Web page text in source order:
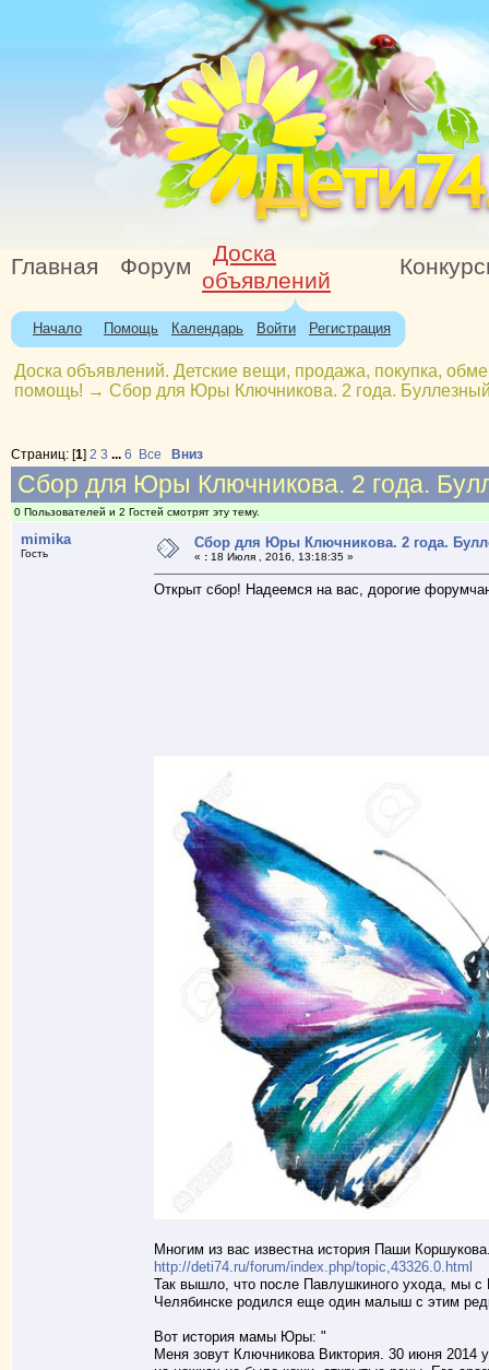
Главная Форум
Доска
объявлений
Начало Помощь Календарь Войти Регистрация
Доска объявлений. Детские вещи, продажа, покупка,
помощь! → Сбор для Юры Ключникова. 2 года.
Страниц: [1] 2 3 ... 6 Все Вниз
Сбор для Юры Ключникова. 2 года.
0 Пользователей и 2 Гостей смотрят эту тему.
mimika
Гость
Сбор для Юры Ключникова. 2 года.
« :18 Июля , 2016, 13:18:35 »
Открыт сбор! Надеемся на вас, дорогие
Многим из вас известна история Паши
http://deti74.ru/forum/index.php/topic,43326.0.html
Так вышло, что после Павлушкиного ухода, мы с
Челябинске родился еще один малыш с этим
Вот история мамы Юры: "
Меня зовут Ключникова Виктория. 30 июня 2014